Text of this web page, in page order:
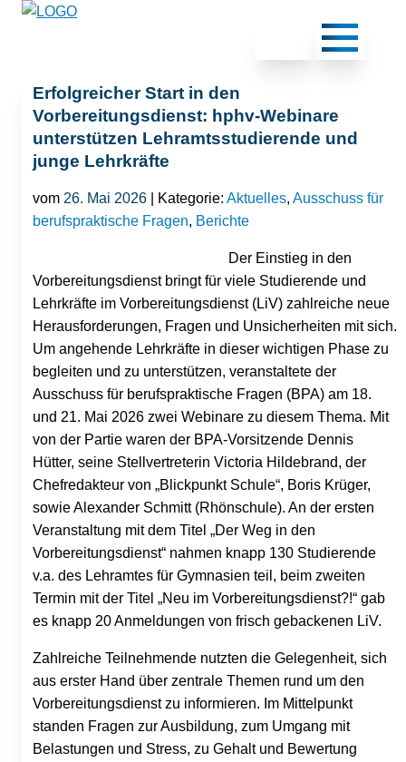
Erfolgreicher Start in den
Vorbereitungsdienst: hphv-Webinare
unterstützen Lehramtsstudierende und
junge Lehrkräfte
vom 26. Mai 2026 | Kategorie: Aktuelles, Ausschuss für
berufspraktische Fragen, Berichte
Der Einstieg in den
Vorbereitungsdienst bringt für viele Studierende und
Lehrkräfte im Vorbereitungsdienst (LiV) zahlreiche neue
Herausforderungen, Fragen und Unsicherheiten mit sich.
Um angehende Lehrkräfte in dieser wichtigen Phase zu
begleiten und zu unterstützen, veranstaltete der
Ausschuss für berufspraktische Fragen (BPA) am 18.
und 21. Mai 2026 zwei Webinare zu diesem Thema. Mit
von der Partie waren der BPA-Vorsitzende Dennis
Hütter, seine Stellvertreterin Victoria Hildebrand, der
Chefredakteur von „Blickpunkt Schule“, Boris Krüger,
sowie Alexander Schmitt (Rhönschule). An der ersten
Veranstaltung mit dem Titel „Der Weg in den
Vorbereitungsdienst“ nahmen knapp 130 Studierende
v.a. des Lehramtes für Gymnasien teil, beim zweiten
Termin mit der Titel „Neu im Vorbereitungsdienst?!“ gab
es knapp 20 Anmeldungen von frisch gebackenen LiV.
Zahlreiche Teilnehmende nutzten die Gelegenheit, sich
aus erster Hand über zentrale Themen rund um den
Vorbereitungsdienst zu informieren. Im Mittelpunkt
standen Fragen zur Ausbildung, zum Umgang mit
Belastungen und Stress, zu Gehalt und Bewertung